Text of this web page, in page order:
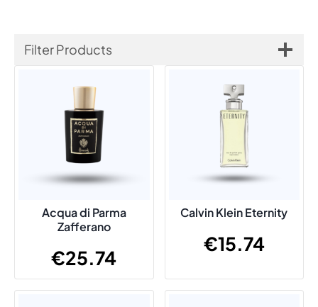
Filter Products
Acqua di Parma
Zafferano
€25.74
Calvin Klein Eternity
€15.74